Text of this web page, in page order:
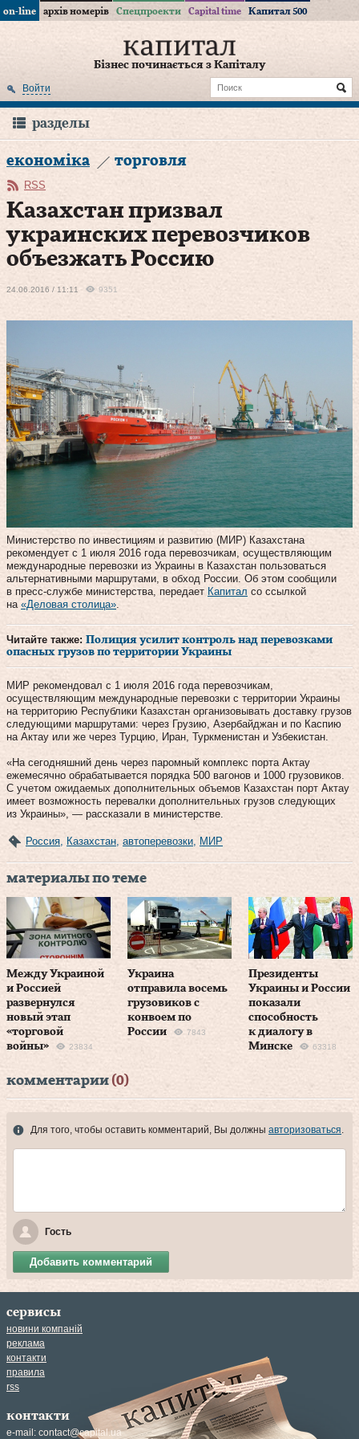
on-line архів номерів Спецпроекти Capital time Капитал 500
Бізнес починається з Капіталу
Войти
разделы
економіка торговля
RSS
Казахстан призвал
украинских перевозчиков
объезжать Россию
24.06.2016 / 11:11 9351
Министерство по инвестициям и развитию (МИР) Казахстана
рекомендует с 1 июля 2016 года перевозчикам, осуществляющим
международные перевозки из Украины в Казахстан пользоваться
альтернативными маршрутами, в обход России. Об этом сообщили
в пресс-службе министерства, передает Капитал со ссылкой
на «Деловая столица»
Читайте также: Полиция усилит контроль над перевозками
опасных грузов по территории Украины
МИР рекомендовал с 1 июля 2016 года перевозчикам,
осуществляющим международные перевозки с территории Украины
на территорию Республики Казахстан организовывать доставку грузов
следующими маршрутами: через Грузию, Азербайджан и по Каспию
на Актау или же через Турцию, Иран, Туркменистан и Узбекистан.
«На сегодняшний день через паромный комплекс порта Актау
ежемесячно обрабатывается порядка 500 вагонов и 1000 грузовиков.
С учетом ожидаемых дополнительных объемов Казахстан порт Актау
имеет возможность перевалки дополнительных грузов следующих
из Украины», — рассказали в министерстве.
Россия Казахстан автоперевозки МИР
материалы по теме
Между Украиной
и Россией
развернулся
новый этап
«торговой
войны»
23834
Украина
отправила восемь
грузовиков с
конвоем по
России
7843
Президенты
Украины и России
показали
способность
к диалогу в
Минске
63318
комментарии (0)
Для того, чтобы оставить комментарий, Вы должны авторизоваться.
Гость
Добавить комментарий
сервисы
новини компаній
реклама
контакти
правила
rss
контакти
e-mail: contact@capital.ua